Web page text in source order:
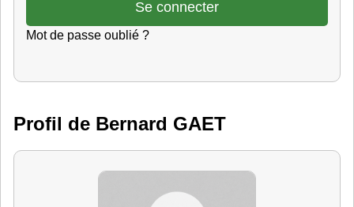
Mot de passe oublié ?
Profil de Bernard GAET